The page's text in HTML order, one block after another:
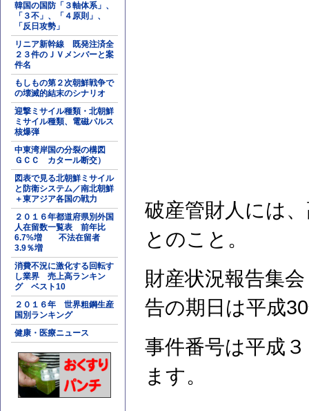
韓国の国防「３軸体系」、
「３不」、「４原則」、
「反日攻勢」
リニア新幹線 既発注済全
２３件のＪＶメンバーと案
件名
もしもの第２次朝鮮戦争で
の壊滅的結末のシナリオ
迎撃ミサイル種類・北朝鮮
ミサイル種類、電磁パルス
核爆弾
中東湾岸国の分裂の構図
ＧＣＣ カタール断交）
図表で見る北朝鮮ミサイル
と防衛システム／南北朝鮮
＋東アジア各国の戦力
２０１６年都道府県別外国
人在留数一覧表 前年比
6.7%増 不法在留者
3.9％増
消費不況に激化する回転す
し業界 売上高ランキン
グ ベスト10
２０１６年 世界粗鋼生産
国別ランキング
健康・医療ニュース
破産管財人には
とのこと。
財産状況報告集
告の期日は平成
事件番号は平成
ます。